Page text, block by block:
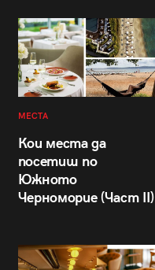
МЕСТА
Кои места да
посетиш по
Южното
Черноморие (Част II)